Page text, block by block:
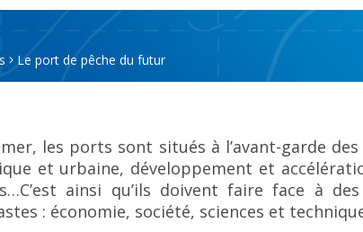
Le port de pêche du futur
les ports sont situés à l’avant-garde
et urbaine, développement et
ainsi qu’ils doivent faire face à
: économie, société, sciences et